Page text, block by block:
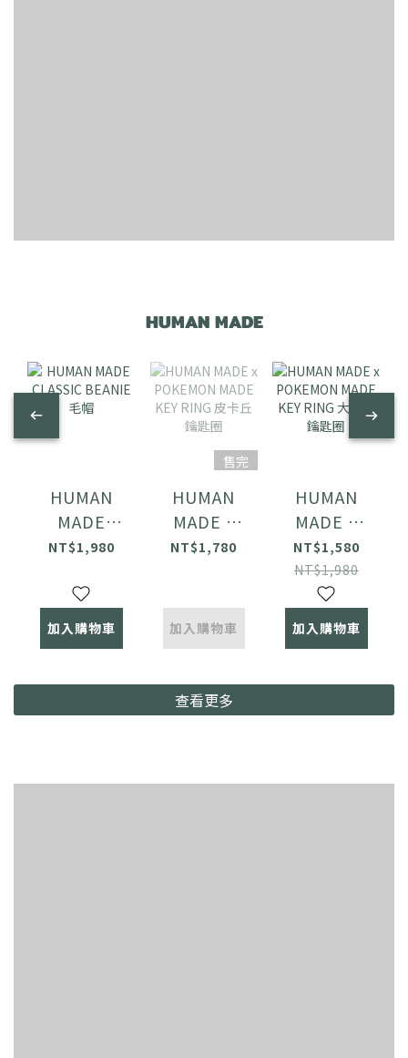
HUMAN MADE
HUMAN
MADE
CLASSIC
帽
NT$1,980
加入購物車
售完
HUMAN
MADE x
POKEMON
丘 鑰匙圈
NT$1,780
加入購物車
HUMAN
MADE x
POKEMON
MADE KEY
RING 大蔥
鴨 鑰匙圈
NT$1,580
NT$1,980
加入購物車
查看更多